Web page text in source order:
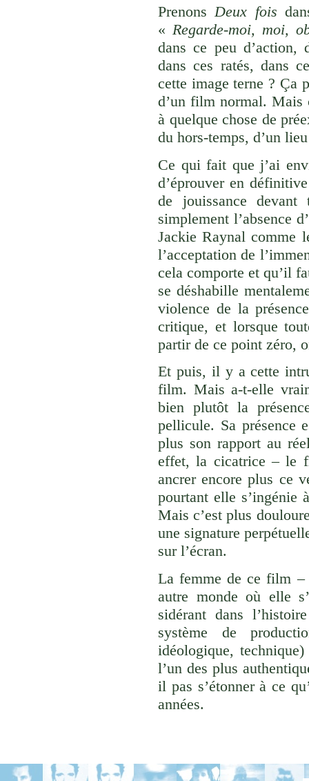
Prenons Deux fois
« Regarde-moi, moi,
dans ce peu d’action,
dans ces ratés, dans
cette image terne ? Ça
d’un film normal. Mais
à quelque chose de
du hors-temps, d’un
Ce qui fait que j’ai
d’éprouver en
de jouissance devant
simplement l’absence
Jackie Raynal comme
l’acceptation de
cela comporte et qu’il
se déshabille
violence de la
critique, et lorsque
partir de ce point zéro,
Et puis, il y a cette
film. Mais a-t-elle
bien plutôt la
pellicule. Sa présence
plus son rapport au
effet, la cicatrice – le
ancrer encore plus ce
pourtant elle s’ingénie
Mais c’est plus
une signature
sur l’écran.
La femme de ce film –
autre monde où elle
sidérant dans
système de
idéologique,
l’un des plus
il pas s’étonner à ce
années.